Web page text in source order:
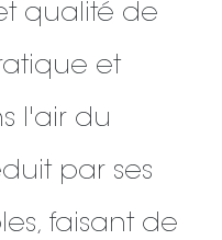
qualité de
et
l'air du
par ses
faisant de